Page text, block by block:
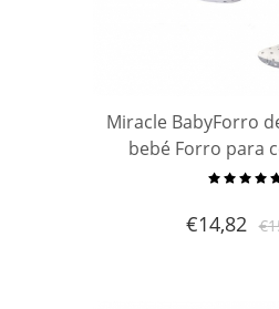
Miracle BabyForro
bebé Forro para
asiento de carro,
€14,82 €